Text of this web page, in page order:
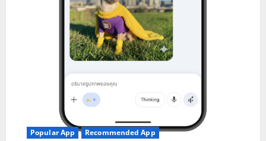
Popular App Recommended App